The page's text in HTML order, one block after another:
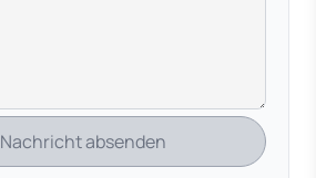
Nachricht absenden